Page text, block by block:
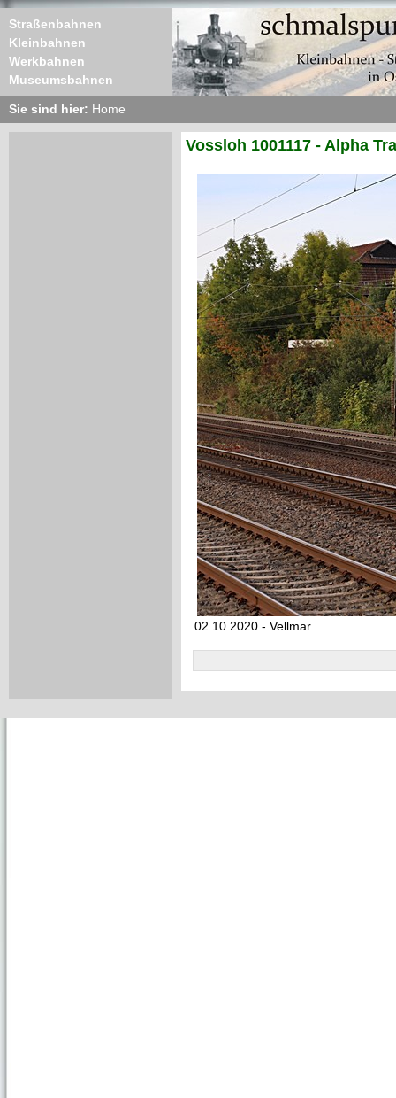
Straßenbahnen
Kleinbahnen
Werkbahnen
Museumsbahnen
Sie sind hier: Home
Vossloh 1001117 - Alpha
02.10.2020 - Vellmar